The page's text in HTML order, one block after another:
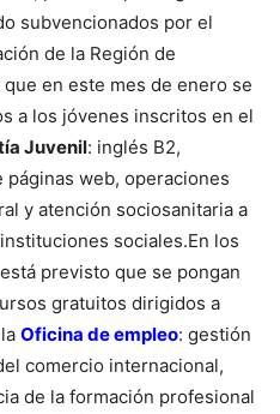
subvencionados por el
de la Región de
en este mes de enero se
a los jóvenes inscritos en el
Juvenil: inglés B2,
web, operaciones
y atención sociosanitaria a
sociales.En los
está previsto que se pongan
gratuitos dirigidos a
Oficina de empleo: gestión
comercio internacional,
de la formación profesional